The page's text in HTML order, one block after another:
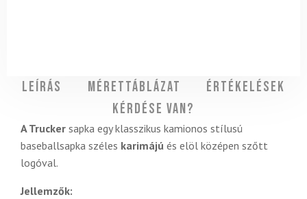
Leírás Mérettáblázat
Értékelések
Kérdése van?
A Trucker sapka egy klasszikus kamionos stílusú
baseballsapka széles karimájú és elöl középen szőtt
logóval.
Jellemzők: